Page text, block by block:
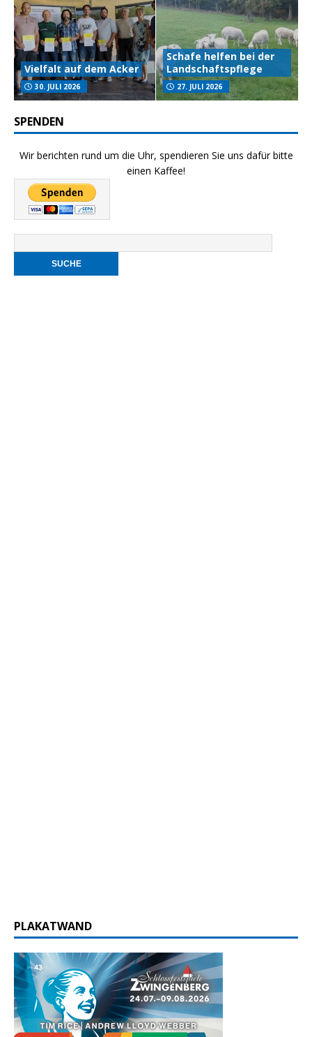
Vielfalt auf dem Acker
30. JULI 2026
Schafe helfen bei der
Landschaftspflege
27. JULI 2026
SPENDEN
Wir berichten rund um die Uhr, spendieren Sie uns dafür bitte
einen Kaffee!
PLAKATWAND